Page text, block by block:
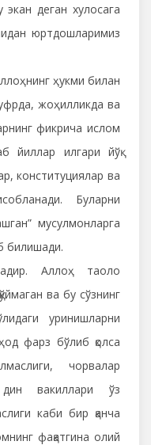
деган хулосага
юртдошларимиз
ҳукми билан
жоҳилликда ва
фикрича ислом
йиллар илгари йўқ
конституциялар ва
Буларни
мусулмонларга
билишади.
Аллоҳ таоло
ва бу сўзнинг
уринишларни
фарз бўлиб қолса
чорвалар
вакиллари ўз
каби бир қанча
фақатгина олий